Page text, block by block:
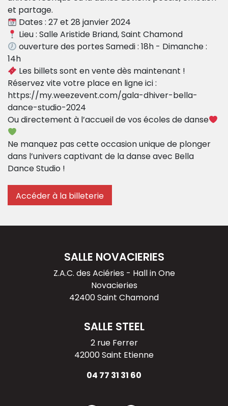
et partage.
Dates : 27 et 28 janvier 2024
Lieu : Salle Aristide Briand, Saint Chamond
ouverture des portes Samedi : 18h - Dimanche :
14h
Les billets sont en vente dès maintenant !
Réservez vite votre place en ligne ici :
https://my.weezevent.com/gala-dhiver-bella-
dance-studio-2024
Ou directement à l’accueil de vos écoles de danse
Ne manquez pas cette occasion unique de plonger
dans l’univers captivant de la danse avec Bella
Dance Studio !
Accéder à la billeterie
Navigation
SALLE NOVACIERIES
Z.A.C. des Aciéries - Hall in One
Novacieries
42400 Saint Chamond
SALLE STEEL
2 rue Ferrer
42000 Saint Etienne
04 77 31 31 60